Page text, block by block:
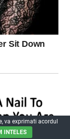
va exprimati acordul
INTELES